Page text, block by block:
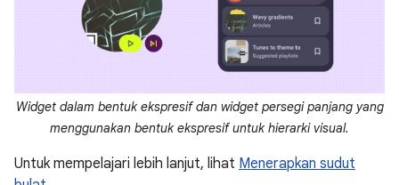
Widget dalam bentuk ekspresif dan widget persegi panjang yang
menggunakan bentuk ekspresif untuk hierarki visual.
Untuk mempelajari lebih lanjut, lihat Menerapkan sudut